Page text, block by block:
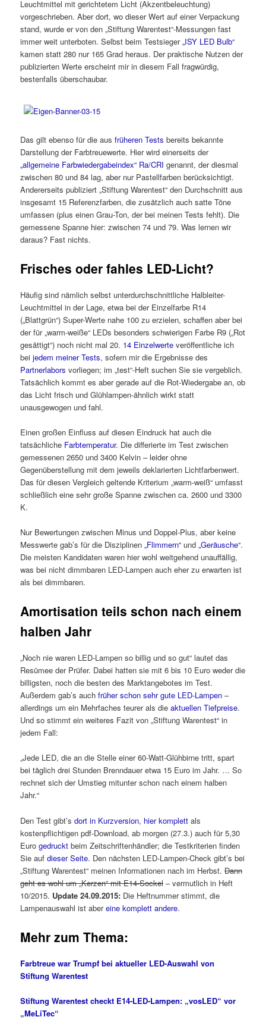
Leuchtmittel mit gerichtetem Licht (Akzentbeleuchtung)
vorgeschrieben. Aber dort, wo dieser Wert auf einer Verpackung
stand, wurde er von den „Stiftung Warentest“-Messungen fast
immer weit unterboten. Selbst beim Testsieger„ISY LED Bulb“
kamen statt 280 nur 165 Grad heraus. Der praktische Nutzen der
publizierten Werte erscheint mir in diesem Fall fragwürdig,
bestenfalls überschaubar.
Das gilt ebenso für die ausfrüheren Tests bereits bekannte
Darstellung der Farbtreuewerte. Hier wird einerseits der
„allgemeine Farbwiedergabeindex“ Ra/CRIgenannt, der diesmal
zwischen 80 und 84 lag, aber nur Pastellfarben berücksichtigt.
Andererseits publiziert „Stiftung Warentest“ den Durchschnitt aus
insgesamt 15 Referenzfarben, die zusätzlich auch satte Töne
umfassen (plus einen Grau-Ton, der bei meinen Tests fehlt). Die
gemessene Spanne hier: zwischen 74 und 79. Was lernen wir
daraus? Fast nichts.
Frisches oder fahles LED-Licht?
Häufig sind nämlich selbst unterdurchschnittliche Halbleiter-
Leuchtmittel in der Lage, etwa bei der Einzelfarbe R14
(„Blattgrün“) Super-Werte nahe 100 zu erzielen, schaffen aber bei
der für „warm-weiße“ LEDs besonders schwierigen Farbe R9 („Rot
gesättigt“) noch nicht mal 20. 14 Einzelwerte veröffentliche ich
beijedem meiner Tests, sofern mir die Ergebnisse des
Partnerlabors vorliegen; im „test“-Heft suchen Sie sie vergeblich.
Tatsächlich kommt es aber gerade auf die Rot-Wiedergabe an, ob
das Licht frisch und Glühlampen-ähnlich wirkt statt
unausgewogen und fahl.
Einen großen Einfluss auf diesen Eindruck hat auch die
tatsächliche Farbtemperatur. Die differierte im Test zwischen
gemessenen 2650 und 3400 Kelvin – leider ohne
Gegenüberstellung mit dem jeweils deklarierten Lichtfarbenwert.
Das für diesen Vergleich geltende Kriterium „warm-weiß“ umfasst
schließlich eine sehr große Spanne zwischen ca. 2600 und 3300
K.
Nur Bewertungen zwischen Minus und Doppel-Plus, aber keine
Messwerte gab’s für die Disziplinen„Flimmern“ und„Geräusche“.
Die meisten Kandidaten waren hier wohl weitgehend unauffällig,
was bei nicht dimmbaren LED-Lampen auch eher zu erwarten ist
als bei dimmbaren.
Amortisation teils schon nach einem
halben Jahr
„Noch nie waren LED-Lampen so billig und so gut“ lautet das
Resümee der Prüfer. Dabei hatten sie mit 6 bis 10 Euro weder die
billigsten, noch die besten des Marktangebotes im Test.
Außerdem gab’s auch früher schon sehr gute LED-Lampen –
allerdings um ein Mehrfaches teurer als dieaktuellen Tiefpreise.
Und so stimmt ein weiteres Fazit von „Stiftung Warentest“ in
jedem Fall:
„Jede LED, die an die Stelle einer 60-Watt-Glühbirne tritt, spart
bei täglich drei Stunden Brenndauer etwa 15 Euro im Jahr. … So
rechnet sich der Umstieg mitunter schon nach einem halben
Jahr.“
Den Test gibt’sdort in Kurzversion, hier komplett als
kostenpflichtigen pdf-Download, ab morgen (27.3.) auch für 5,30
Eurogedruckt beim Zeitschriftenhändler; die Testkriterien finden
Sie aufdieser Seite. Den nächsten LED-Lampen-Check gibt’s bei
„Stiftung Warentest“ meinen Informationen nach im Herbst.Dann
geht es wohl um „Kerzen“ mit E14-Sockel – vermutlich in Heft
10/2015. Update 24.09.2015: Die Heftnummer stimmt, die
Lampenauswahl ist abereine komplett andere.
Mehr zum Thema:
Farbtreue war Trumpf bei aktueller LED-Auswahl von
Stiftung Warentest
Stiftung Warentest checkt E14-LED-Lampen: „vosLED“ vor
„MeLiTec“